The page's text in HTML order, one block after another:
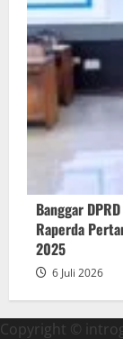
Banggar
Raperda
2025
6 Juli 2026
Copyright ©